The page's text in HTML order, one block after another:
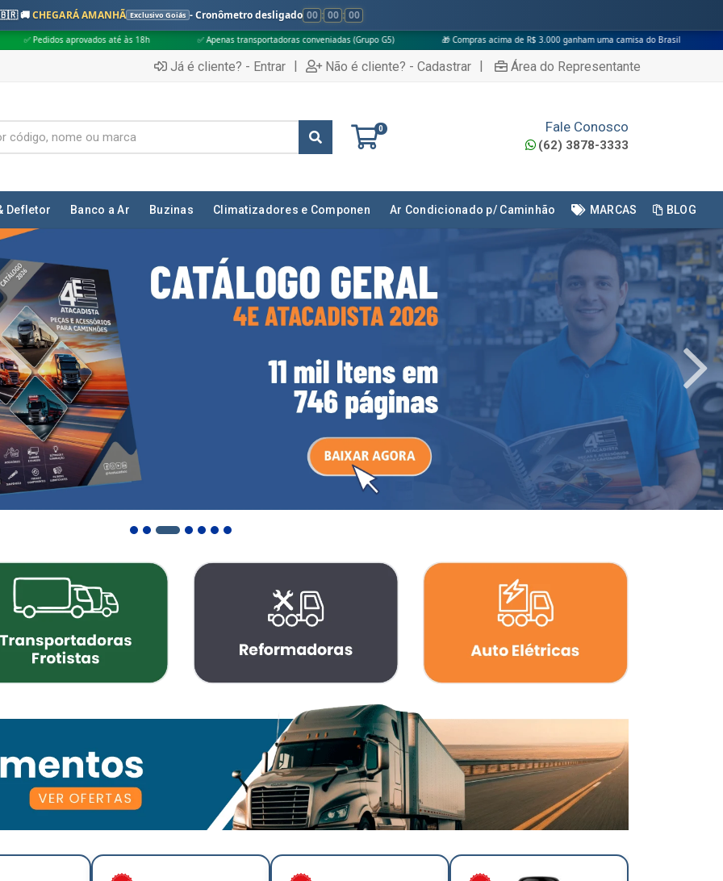
🚚CHEGARÁ AMANHÃ Exclusivo Goiás - Cronômetro desligado 00 : 00 : 00
às 18h ✅ Apenas transportadoras conveniadas (Grupo G5) 🎁 Compras acima de R$ 3.000 ganham uma camisa do Brasil
Já é cliente? - Entrar | Não é cliente? - Cadastrar | Área do Representante
0 Fale Conosco
(62) 3878-3333
Defletor Banco a Ar Buzinas Climatizadores e Componen Ar Condicionado p/ Caminhão MARCAS BLOG